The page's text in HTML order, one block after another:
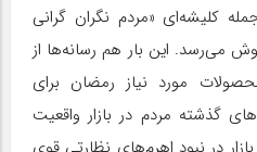
کلیشه‌ای «مردم نگران گرانی
می‌رسد. این بار هم رسانه‌ها از
مورد نیاز رمضان برای
گذشته مردم در بازار واقعیت